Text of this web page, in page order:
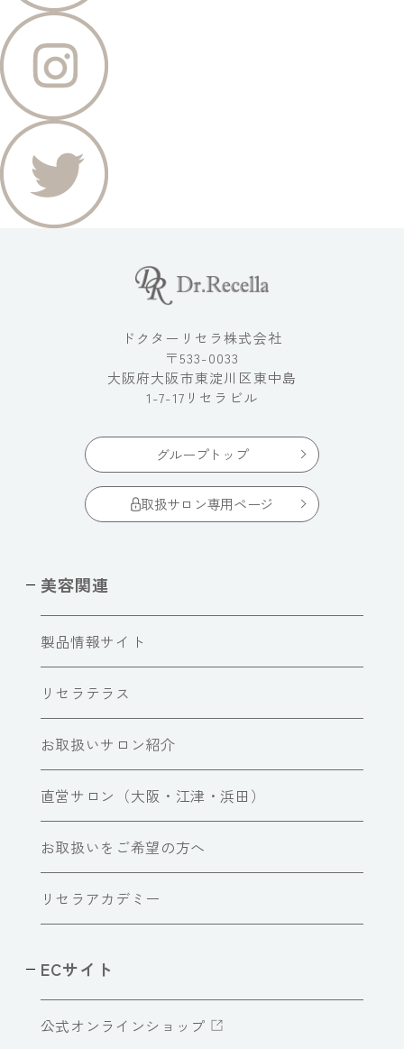
ドクターリセラ株式会社
〒533-0033
大阪府大阪市東淀川区東中島
1-7-17リセラビル
グループトップ
取扱サロン専用ページ
美容関連
製品情報サイト
リセラテラス
お取扱いサロン紹介
直営サロン（大阪・江津・浜田）
お取扱いをご希望の方へ
リセラアカデミー
ECサイト
公式オンラインショップ